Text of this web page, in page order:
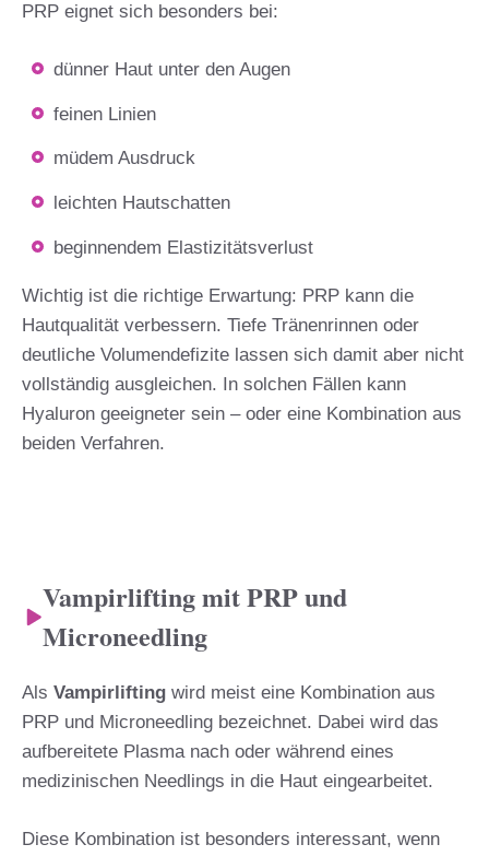
PRP eignet sich besonders bei:
dünner Haut unter den Augen
feinen Linien
müdem Ausdruck
leichten Hautschatten
beginnendem Elastizitätsverlust
Wichtig ist die richtige Erwartung: PRP kann die
Hautqualität verbessern. Tiefe Tränenrinnen oder
deutliche Volumendefizite lassen sich damit aber nicht
vollständig ausgleichen. In solchen Fällen kann
Hyaluron geeigneter sein – oder eine Kombination aus
beiden Verfahren.
Vampirlifting mit PRP und
Microneedling
Als Vampirlifting wird meist eine Kombination aus
PRP und Microneedling bezeichnet. Dabei wird das
aufbereitete Plasma nach oder während eines
medizinischen Needlings in die Haut eingearbeitet.
Diese Kombination ist besonders interessant, wenn